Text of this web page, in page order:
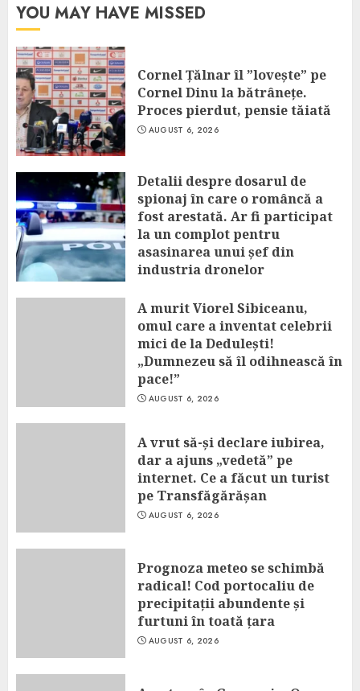
YOU MAY HAVE MISSED
Cornel Țălnar îl ”lovește” pe
Cornel Dinu la bătrânețe.
Proces pierdut, pensie tăiată
AUGUST 6, 2026
Detalii despre dosarul de
spionaj în care o româncă a
fost arestată. Ar fi participat
la un complot pentru
asasinarea unui șef din
industria dronelor
A murit Viorel Sibiceanu,
omul care a inventat celebrii
mici de la Dedulești!
„Dumnezeu să îl odihnească în
pace!”
AUGUST 6, 2026
A vrut să-și declare iubirea,
dar a ajuns „vedetă” pe
internet. Ce a făcut un turist
pe Transfăgărășan
AUGUST 6, 2026
Prognoza meteo se schimbă
radical! Cod portocaliu de
precipitații abundente și
furtuni în toată țara
AUGUST 6, 2026